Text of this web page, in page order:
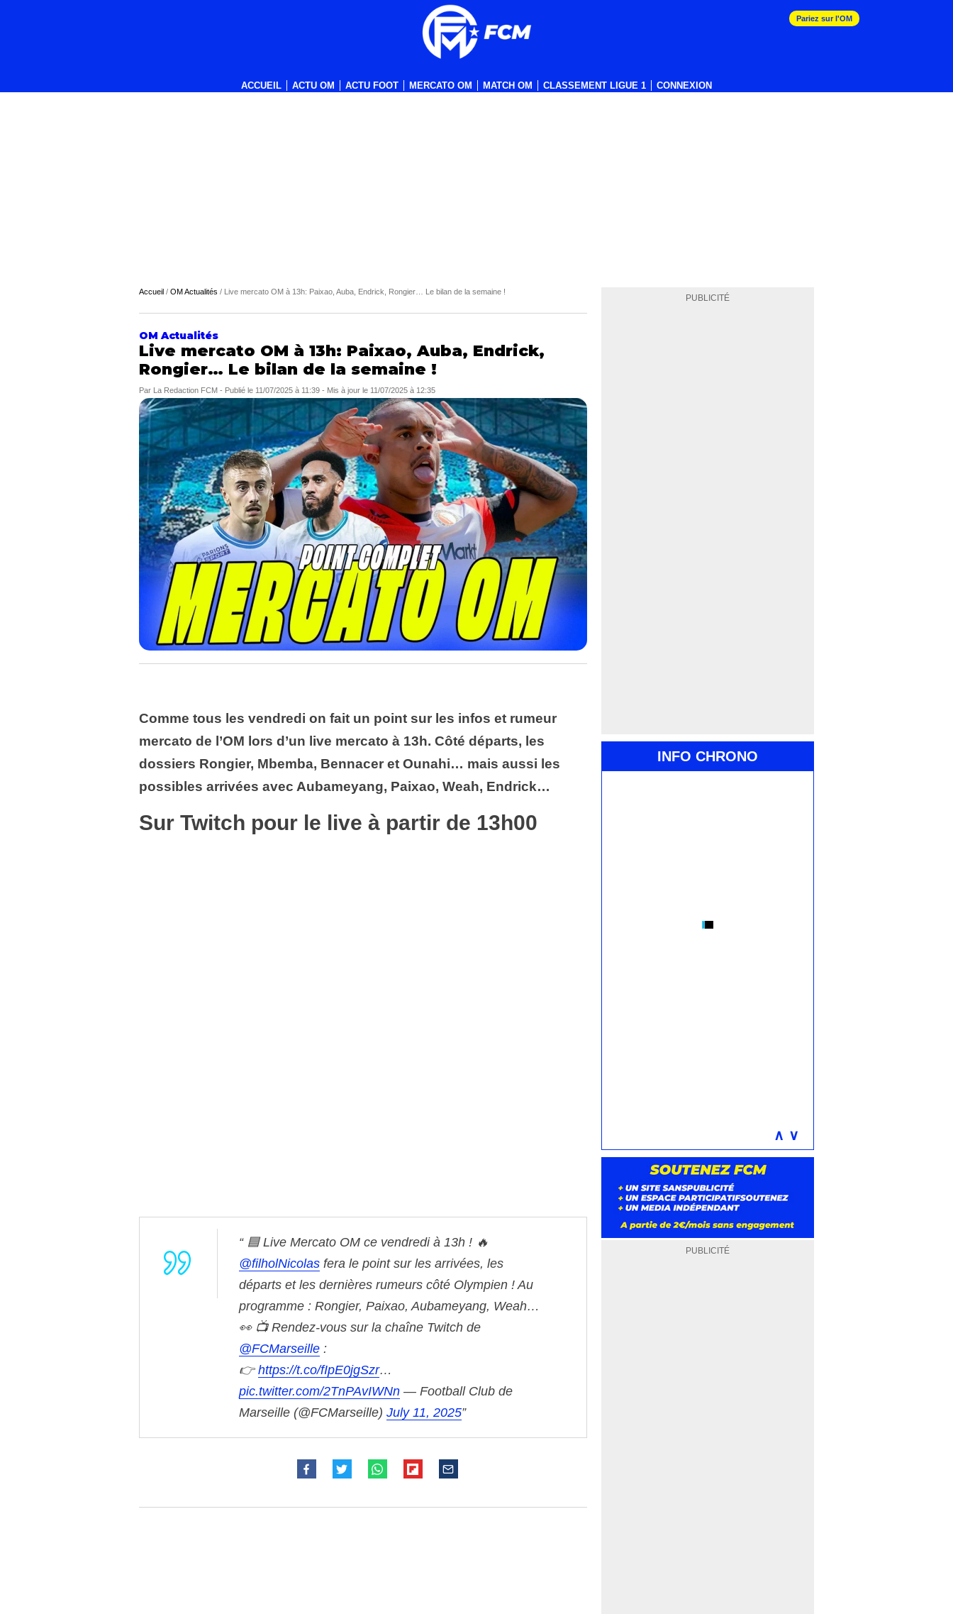
ACCUEIL ACTU OM ACTU FOOT MERCATO OM MATCH OM CLASSEMENT LIGUE 1 CONNEXION
Pariez sur l'OM
PUBLICITÉ
INFO CHRONO
∧ ∨
PUBLICITÉ
Accueil / OM Actualités / Live mercato OM à 13h: Paixao, Auba, Endrick, Rongier… Le bilan de la semaine !
OM Actualités
Live mercato OM à 13h: Paixao, Auba, Endrick,
Rongier… Le bilan de la semaine !
Par La Redaction FCM - Publié le 11/07/2025 à 11:39 - Mis à jour le 11/07/2025 à 12:35
Comme tous les vendredi on fait un point sur les infos et rumeur
mercato de l’OM lors d’un live mercato à 13h. Côté départs, les
dossiers Rongier, Mbemba, Bennacer et Ounahi… mais aussi les
possibles arrivées avec Aubameyang, Paixao, Weah, Endrick…
Sur Twitch pour le live à partir de 13h00
🟦 Live Mercato OM ce vendredi à 13h ! 🔥
@filholNicolas fera le point sur les arrivées, les
départs et les dernières rumeurs côté Olympien ! Au
programme : Rongier, Paixao, Aubameyang, Weah…
👀 📺 Rendez-vous sur la chaîne Twitch de
@FCMarseille :
👉 https://t.co/fIpE0jgSzr…
pic.twitter.com/2TnPAvIWNn — Football Club de
Marseille (@FCMarseille) July 11, 2025